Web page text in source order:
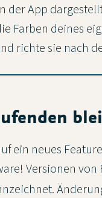
App
Farben deines
richte sie nach
ein neues
Versionen von